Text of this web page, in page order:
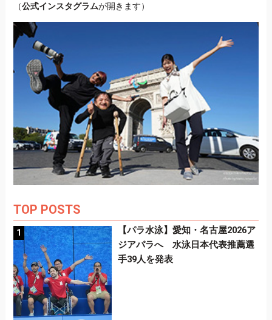
（公式インスタグラムが開きます）
TOP POSTS
【パラ水泳】愛知・名古屋2026ア
ジアパラへ 水泳日本代表推薦選
手39人を発表